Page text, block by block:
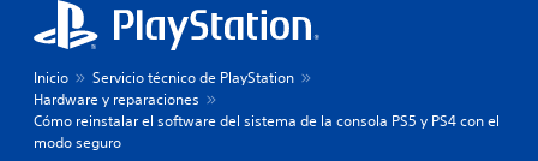
Inicio
Servicio técnico de PlayStation
Hardware y reparaciones
Cómo reinstalar el software del sistema de la consola PS5 y PS4 con el
modo seguro